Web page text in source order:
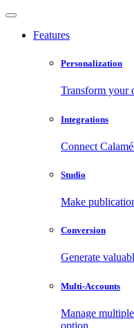
Features
Personalization
Transform your
Integrations
Connect
Studio
Make
Conversion
Generate
Multi-Accounts
Manage
option